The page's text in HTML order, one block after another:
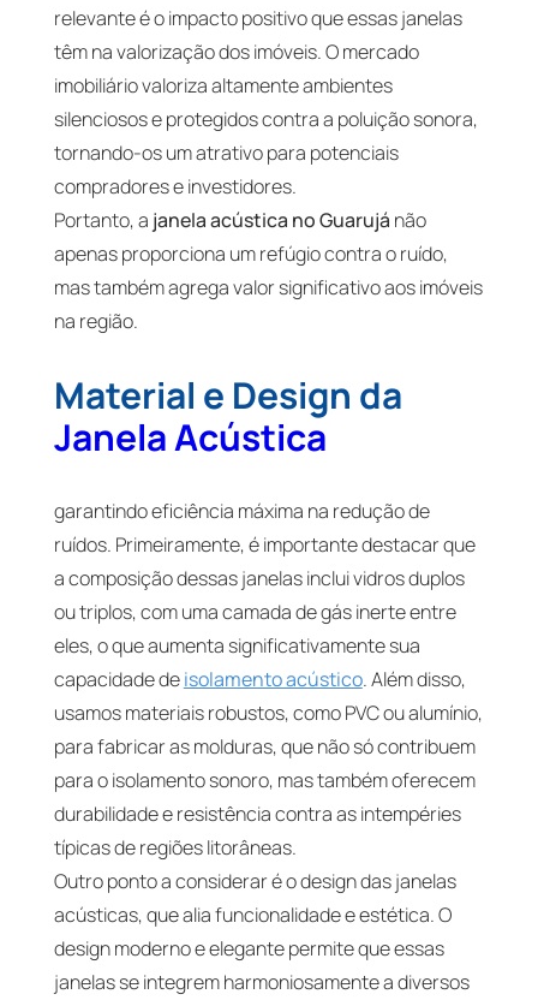
relevante é o impacto positivo que essas janelas
têm na valorização dos imóveis. O mercado
imobiliário valoriza altamente ambientes
silenciosos e protegidos contra a poluição sonora,
tornando-os um atrativo para potenciais
compradores e investidores.
Portanto, a janela acústica no Guarujá não
apenas proporciona um refúgio contra o ruído,
mas também agrega valor significativo aos imóveis
na região.
Material e Design da
Janela Acústica
garantindo eficiência máxima na redução de
ruídos. Primeiramente, é importante destacar que
a composição dessas janelas inclui vidros duplos
ou triplos, com uma camada de gás inerte entre
eles, o que aumenta significativamente sua
capacidade deisolamento acústico. Além disso,
usamos materiais robustos, como PVC ou alumínio,
para fabricar as molduras, que não só contribuem
para o isolamento sonoro, mas também oferecem
durabilidade e resistência contra as intempéries
típicas de regiões litorâneas.
Outro ponto a considerar é o design das janelas
acústicas, que alia funcionalidade e estética. O
design moderno e elegante permite que essas
janelas se integrem harmoniosamente a diversos